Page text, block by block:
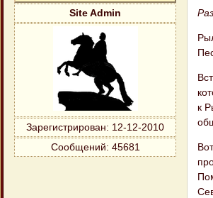
Site Admin
Зарегистрирован: 12-12-2010
Сообщений: 45681
к